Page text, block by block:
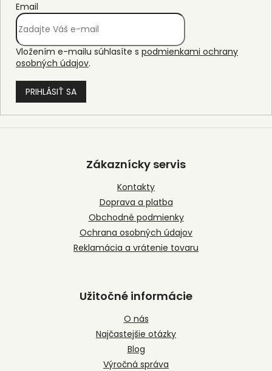
Email
Vložením e-mailu súhlasíte s podmienkami ochrany
osobných údajov.
PRIHLÁSIŤ SA
Z
Zákaznícky servis
Kontakty
Doprava a platba
Obchodné podmienky
Ochrana osobných údajov
Reklamácia a vrátenie tovaru
Užitočné informácie
O nás
Najčastejšie otázky
Blog
Výročná správa